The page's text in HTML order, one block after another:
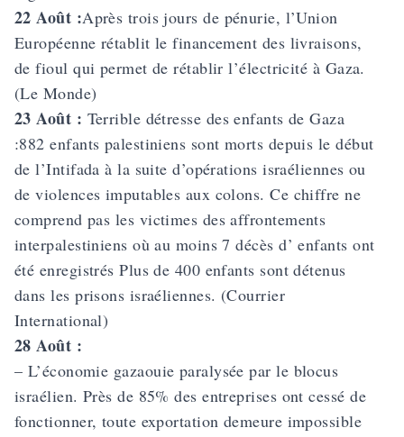
22 Août :Après trois jours de pénurie, l’Union
Européenne rétablit le financement des livraisons,
de fioul qui permet de rétablir l’électricité à Gaza.
(Le Monde)
23 Août : Terrible détresse des enfants de Gaza
:882 enfants palestiniens sont morts depuis le début
de l’Intifada à la suite d’opérations israéliennes ou
de violences imputables aux colons. Ce chiffre ne
comprend pas les victimes des affrontements
interpalestiniens où au moins 7 décès d’ enfants ont
été enregistrés Plus de 400 enfants sont détenus
dans les prisons israéliennes. (Courrier
International)
28 Août :
– L’économie gazaouie paralysée par le blocus
israélien. Près de 85% des entreprises ont cessé de
fonctionner, toute exportation demeure impossible